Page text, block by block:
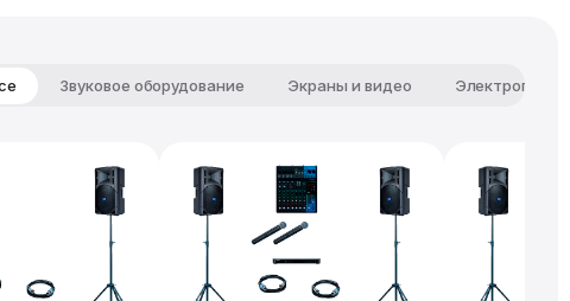
Звуковое оборудование Экраны и видео